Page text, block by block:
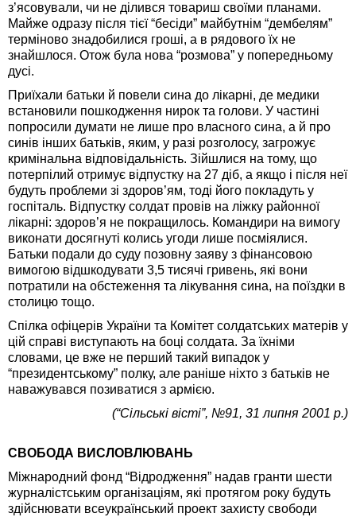
з’ясовували, чи не ділився товариш своїми планами.
Майже одразу після тієї “бесіди” майбутнім “дембелям”
терміново знадобилися гроші, а в рядового їх не
знайшлося. Отож була нова “розмова” у попередньому
дусі.
Приїхали батьки й повели сина до лікарні, де медики
встановили пошкодження нирок та голови. У частині
попросили думати не лише про власного сина, а й про
синів інших батьків, яким, у разі розголосу, загрожує
кримінальна відповідальність. Зійшлися на тому, що
потерпілий отримує відпустку на 27 діб, а якщо і після неї
будуть проблеми зі здоров’ям, тоді його покладуть у
госпіталь. Відпустку солдат провів на ліжку районної
лікарні: здоров’я не покращилось. Командири на вимогу
виконати досягнуті колись угоди лише посміялися.
Батьки подали до суду позовну заяву з фінансовою
вимогою відшкодувати 3,5 тисячі гривень, які вони
потратили на обстеження та лікування сина, на поїздки в
столицю тощо.
Спілка офіцерів України та Комітет солдатських матерів у
цій справі виступають на боці солдата. За їхніми
словами, це вже не перший такий випадок у
“президентському” полку, але раніше ніхто з батьків не
наважувався позиватися з армією.
(“Сільські вісті”, №91, 31 липня 2001 р.)
СВОБОДА ВИСЛОВЛЮВАНЬ
Міжнародний фонд “Відродження” надав гранти шести
журналістським організаціям, які протягом року будуть
здійснювати всеукраїнський проект захисту свободи